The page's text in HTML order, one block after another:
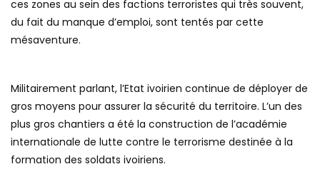
ces zones au sein des factions terroristes qui très souvent,
du fait du manque d’emploi, sont tentés par cette
mésaventure.
Militairement parlant, l’Etat ivoirien continue de déployer de
gros moyens pour assurer la sécurité du territoire. L’un des
plus gros chantiers a été la construction de l’académie
internationale de lutte contre le terrorisme destinée à la
formation des soldats ivoiriens.